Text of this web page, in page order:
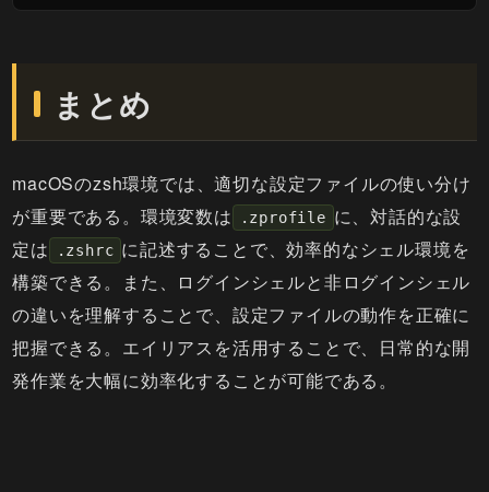
まとめ
macOSのzsh環境では、適切な設定ファイルの使い分け
が重要である。環境変数は
.zprofile に、対話的な設
定は
.zshrc に記述することで、効率的なシェル環境を
構築できる。また、ログインシェルと非ログインシェル
の違いを理解することで、設定ファイルの動作を正確に
把握できる。エイリアスを活用することで、日常的な開
発作業を大幅に効率化することが可能である。